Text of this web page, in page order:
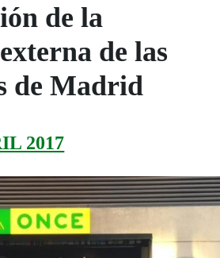
de la
de las
de Madrid
2017